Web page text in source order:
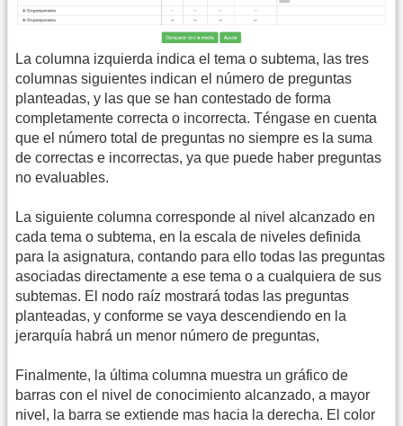
La columna izquierda indica el tema o subtema, las tres
columnas siguientes indican el número de preguntas
planteadas, y las que se han contestado de forma
completamente correcta o incorrecta. Téngase en cuenta
que el número total de preguntas no siempre es la suma
de correctas e incorrectas, ya que puede haber preguntas
no evaluables.
La siguiente columna corresponde al nivel alcanzado en
cada tema o subtema, en la escala de niveles definida
para la asignatura, contando para ello todas las preguntas
asociadas directamente a ese tema o a cualquiera de sus
subtemas. El nodo raíz mostrará todas las preguntas
planteadas, y conforme se vaya descendiendo en la
jerarquía habrá un menor número de preguntas,
Finalmente, la última columna muestra un gráfico de
barras con el nivel de conocimiento alcanzado, a mayor
nivel, la barra se extiende mas hacia la derecha. El color